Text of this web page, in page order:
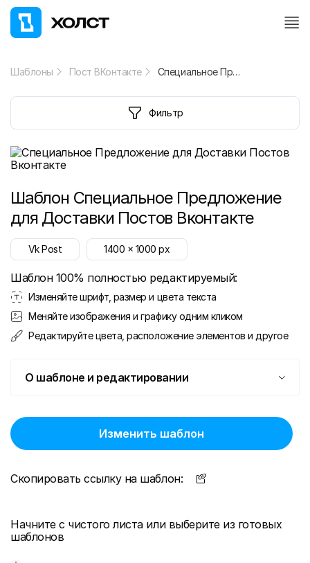
Шаблоны Пост ВКонтакте Специальное Предложение для Доставки Постов Вконтакте
Фильтр
Шаблон Специальное Предложение
для Доставки Постов Вконтакте
Vk Post 1400 x 1000 px
Шаблон 100% полностью редактируемый:
Изменяйте шрифт, размер и цвета текста
Меняйте изображения и графику одним кликом
Редактируйте цвета, расположение элементов и другое
О шаблоне и редактировании
Изменить шаблон
Скопировать ссылку на шаблон:
Начните с чистого листа или выберите из готовых
шаблонов